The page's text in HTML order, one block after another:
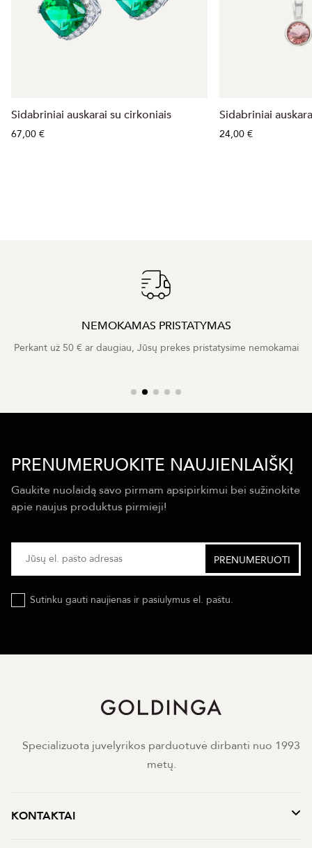
Sidabriniai auskarai su cirkoniais
67,00 €
Sidabriniai
24,00 €
NEMOKAMAS PRISTATYMAS
Perkant už 50 € ar daugiau, Jūsų prekes pristatysime nemokamai
PRENUMERUOKITE NAUJIENLAIŠKĮ
Gaukite nuolaidą savo pirmam apsipirkimui bei sužinokite
apie naujus produktus pirmieji!
Sutinku gauti naujienas ir pasiulymus el. paštu.
Specializuota juvelyrikos parduotuvė dirbanti nuo 1993
metų.
KONTAKTAI